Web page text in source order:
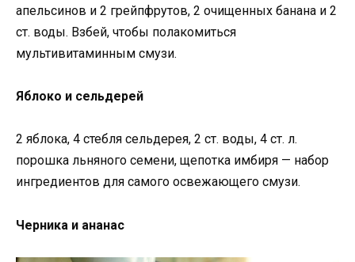
апельсинов и 2 грейпфрутов, 2 очищенных банана и 2
ст. воды. Взбей, чтобы полакомиться
мультивитаминным смузи.
Яблоко и сельдерей
2 яблока, 4 стебля сельдерея, 2 ст. воды, 4 ст. л.
порошка льняного семени, щепотка имбиря — набор
ингредиентов для самого освежающего смузи.
Черника и ананас